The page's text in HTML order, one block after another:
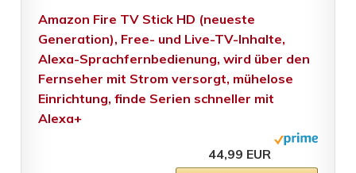
Amazon Fire TV Stick HD (neueste
Generation), Free- und Live-TV-Inhalte,
Alexa-Sprachfernbedienung, wird über den
Fernseher mit Strom versorgt, mühelose
Einrichtung, finde Serien schneller mit
Alexa+
44,99 EUR